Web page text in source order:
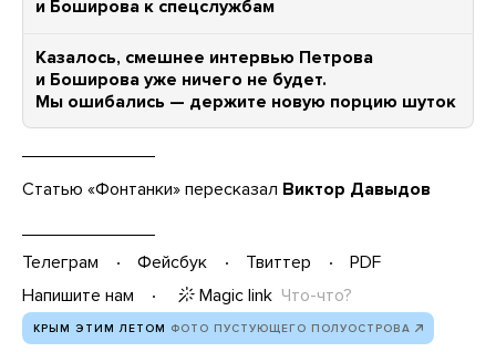
и Боширова к спецслужбам
Казалось, смешнее интервью Петрова
и Боширова уже ничего не будет.
Мы ошибались — держите новую порцию шуток
Статью «Фонтанки» пересказал Виктор Давыдов
Телеграм Фейсбук Твиттер
PDF
Напишите нам
Magic link Что-что?
КРЫМ ЭТИМ ЛЕТОМ ФОТО ПУСТУЮЩЕГО ПОЛУОСТРОВА